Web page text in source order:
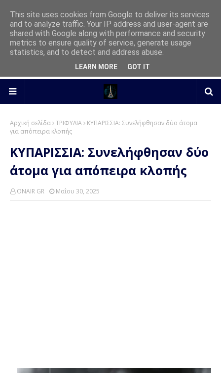
Αρχική σελίδα ΤΡΙΦΥΛΙΑ
ΚΥΠΑΡΙΣΣΙΑ: Συνελήφθησαν δύο άτομα
για απόπειρα κλοπής
ΚΥΠΑΡΙΣΣΙΑ: Συνελήφθησαν δύο
άτομα για απόπειρα κλοπής
ONAIR GR Μαΐου 30, 2025
This site uses cookies from Google to deliver its services
and to analyze traffic. Your IP address and user-agent are
shared with Google along with performance and security
metrics to ensure quality of service, generate usage
statistics, and to detect and address abuse.
LEARN MORE GOT IT